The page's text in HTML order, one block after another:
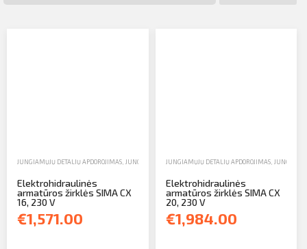
JUNGIAMŲJŲ DETALIŲ APDOROJIMAS JUNGIAMŲJŲ DETALIŲ PJAUSTYTUVAI,PARDAVIMAS
Elektrohidraulinės
armatūros žirklės SIMA CX
16, 230 V
€1,571.00
JUNGIAMŲJŲ DETALIŲ APDOROJIMAS,
Elektrohidraulinės
armatūros žirklės SIMA CX
20, 230 V
€1,984.00